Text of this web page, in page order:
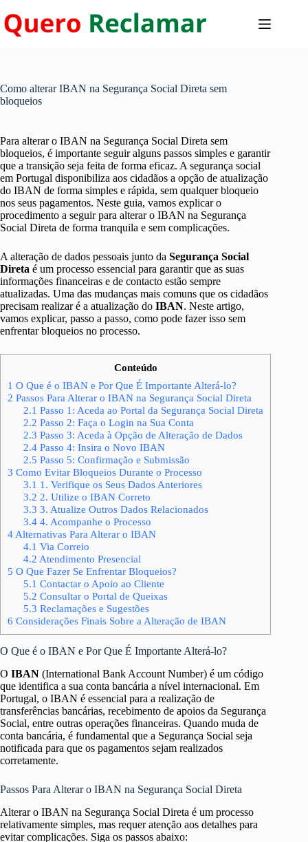
para
o
Como alterar IBAN na Segurança Social Direta sem
bloqueios
Para alterar o IBAN na Segurança Social Direta sem
bloqueios, é importante seguir alguns passos simples e garantir
que a transição seja feita de forma eficaz. A segurança social
em Portugal disponibiliza aos cidadãos a opção de atualização
do IBAN de forma simples e rápida, sem qualquer bloqueio
nos seus pagamentos. Neste guia, vamos explicar o
procedimento a seguir para alterar o IBAN na Segurança
Social Direta de forma tranquila e sem complicações.
A alteração de dados pessoais junto da Segurança Social
Direta é um processo essencial para garantir que as suas
informações financeiras e de contacto estão sempre
atualizadas. Uma das mudanças mais comuns que os cidadãos
precisam realizar é a atualização do IBAN. Neste artigo,
vamos explicar, passo a passo, como pode fazer isso sem
enfrentar bloqueios no processo.
Conteúdo
1 O Que é o IBAN e Por Que É Importante Alterá-lo?
2 Passos Para Alterar o IBAN na Segurança Social Direta
2.1 Passo 1: Aceda ao Portal da Segurança Social Direta
2.2 Passo 2: Faça o Login na Sua Conta
2.3 Passo 3: Aceda à Opção de Alteração de Dados
2.4Passo 4: Insira o Novo IBAN
2.5 Passo 5: Confirmação e Submissão
3 Como Evitar Bloqueios Durante o Processo
3.1 1. Verifique os Seus Dados Anteriores
3.2 2. Utilize o IBAN Correto
3.3 3. Atualize Outros Dados Relacionados
3.44. Acompanhe o Processo
4 Alternativas Para Alterar o IBAN
4.1 Via Correio
4.2 Atendimento Presencial
5 O Que Fazer Se Enfrentar Bloqueios?
5.1 Contactar o Apoio ao Cliente
5.2 Consultar o Portal de Queixas
5.3 Reclamações e Sugestões
6 Considerações Finais Sobre a Alteração de IBAN
O Que é o IBAN e Por Que É Importante Alterá-lo?
O IBAN (International Bank Account Number) é um código
que identifica a sua conta bancária a nível internacional. Em
Portugal, o IBAN é essencial para a realização de
transferências bancárias, recebimento de apoios da Segurança
Social, entre outras operações financeiras. Quando muda de
conta bancária, é fundamental que a Segurança Social seja
notificada para que os pagamentos sejam realizados
corretamente.
Passos Para Alterar o IBAN na Segurança Social Direta
Alterar o IBAN na Segurança Social Direta é um processo
relativamente simples, mas requer atenção aos detalhes para
evitar complicações. Siga os passos abaixo: